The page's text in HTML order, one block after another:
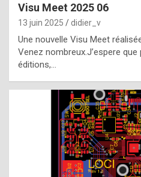
t
t
e
b
e
s
t
Visu Meet 2025 06
13 juin 2025 didier_v
Une nouvelle Visu Meet
Venez nombreux.J’espere
éditions,…